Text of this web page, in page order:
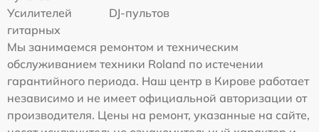
Усилителей
гитарных
DJ-пультов
Мы занимаемся ремонтом и техническим
обслуживанием техники Roland по истечении
гарантийного периода. Наш центр в Кирове работает
независимо и не имеет официальной авторизации от
производителя. Цены на ремонт, указанные на сайте,